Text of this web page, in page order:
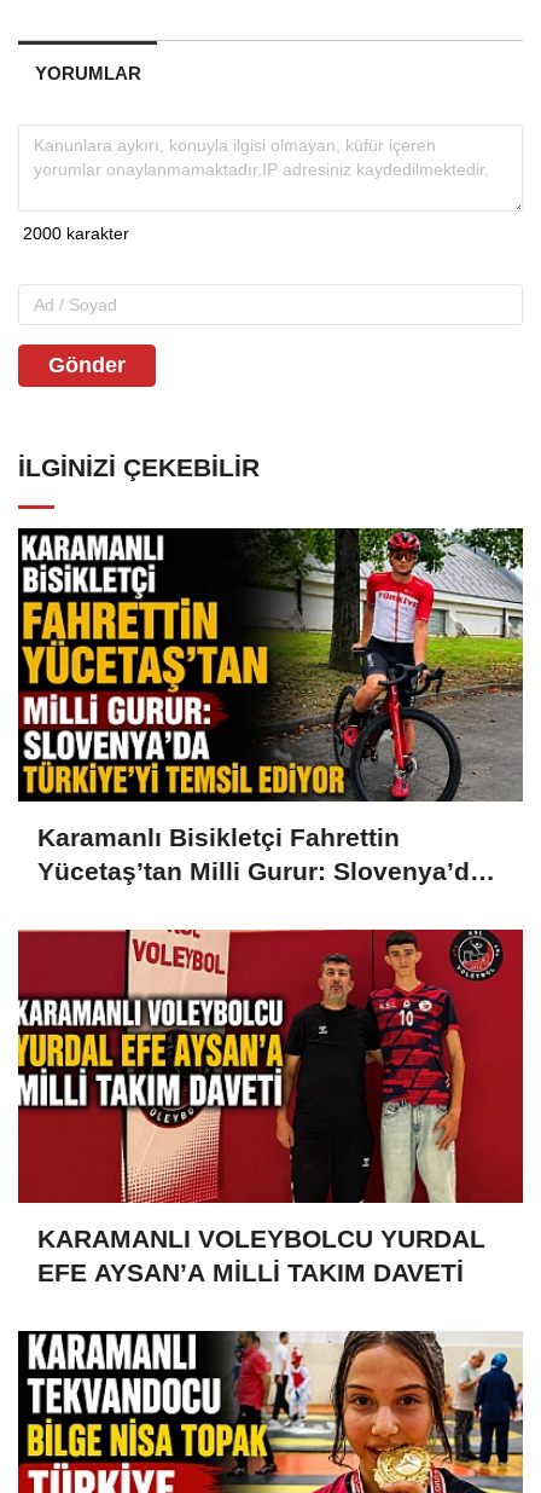
YORUMLAR
Gönder
İLGINIZI ÇEKEBILIR
Karamanlı Bisikletçi Fahrettin
Yücetaş’tan Milli Gurur: Slovenya’da
KARAMANLI VOLEYBOLCU YURDAL
EFE AYSAN’A MİLLİ TAKIM DAVETİ